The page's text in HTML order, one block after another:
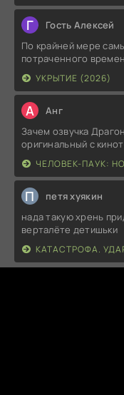
Г Гость Алексей
По крайней мере
потраченного
УКРЫТИЕ (2026)
А Анг
Зачем озвучка
оригинальный с
ЧЕЛОВЕК-ПАУК:
П петя хуякин
нада такую хрень
верталёте детишьки
КАТАСТРОФА.